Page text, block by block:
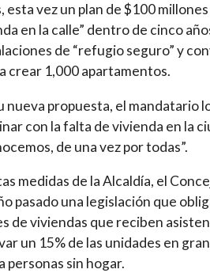
esta vez un plan de $100
en la calle” dentro de cinco
de “refugio seguro” y
crear 1,000 apartamentos.
nueva propuesta, el mandatario
con la falta de vivienda en la
de una vez por todas”.
medidas de la Alcaldía, el
pasado una legislación que
de viviendas que reciben
un 15% de las unidades en
personas sin hogar.